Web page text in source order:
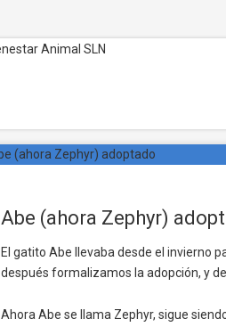
Abe (ahora Zephyr)
El gatito Abe llevaba desde el invierno
después formalizamos la adopción, y
Ahora Abe se llama Zephyr, sigue